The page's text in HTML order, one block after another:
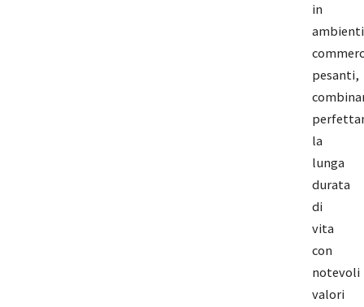
in
ambienti
pesanti,
la
lunga
durata
di
vita
con
notevoli
valori